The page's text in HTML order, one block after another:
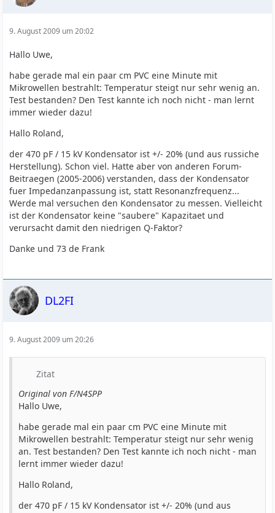
9. August 2009 um 20:02
Hallo Uwe,
habe gerade mal ein paar cm PVC eine Minute mit
Mikrowellen bestrahlt: Temperatur steigt nur sehr wenig an.
Test bestanden? Den Test kannte ich noch nicht - man lernt
immer wieder dazu!
Hallo Roland,
der 470 pF / 15 kV Kondensator ist +/- 20% (und aus russiche
Herstellung). Schon viel. Hatte aber von anderen Forum-
Beitraegen (2005-2006) verstanden, dass der Kondensator
fuer Impedanzanpassung ist, statt Resonanzfrequenz...
Werde mal versuchen den Kondensator zu messen. Vielleicht
ist der Kondensator keine "saubere" Kapazitaet und
verursacht damit den niedrigen Q-Faktor?
Danke und 73 de Frank
DL2FI
9. August 2009 um 20:26
Zitat
Original von F/N4SPP
Hallo Uwe,
habe gerade mal ein paar cm PVC eine Minute mit
Mikrowellen bestrahlt: Temperatur steigt nur sehr wenig
an. Test bestanden? Den Test kannte ich noch nicht - man
lernt immer wieder dazu!
Hallo Roland,
der 470 pF / 15 kV Kondensator ist +/- 20% (und aus